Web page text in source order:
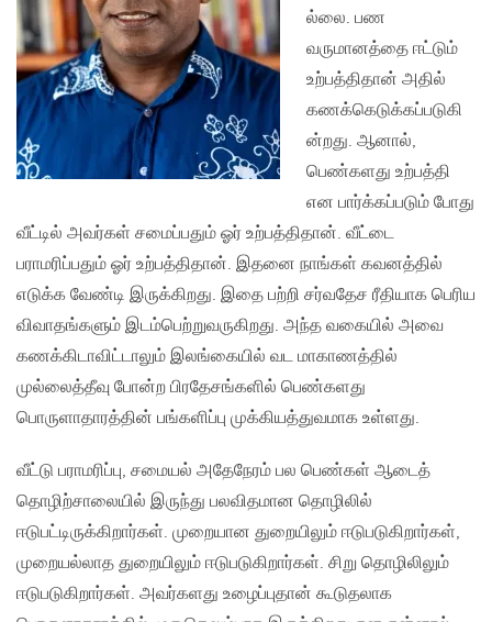
ல்லை. பண
வருமானத்தை ஈட்டும்
உற்பத்திதான் அதில்
கணக்கெடுக்கப்படுகி
ன்றது. ஆனால்,
பெண்களது உற்பத்தி
என பார்க்கப்படும் போது
வீட்டில் அவர்கள் சமைப்பதும் ஓர் உற்பத்திதான். வீட்டை
பராமரிப்பதும் ஓர் உற்பத்திதான். இதனை நாங்கள் கவனத்தில்
எடுக்க வேண்டி இருக்கிறது. இதை பற்றி சர்வதேச ரீதியாக பெரிய
விவாதங்களும் இடம்பெற்றுவருகிறது. அந்த வகையில் அவை
கணக்கிடாவிட்டாலும் இலங்கையில் வட மாகாணத்தில்
முல்லைத்தீவு போன்ற பிரதேசங்களில் பெண்களது
பொருளாதாரத்தின் பங்களிப்பு முக்கியத்துவமாக உள்ளது.
வீட்டு பராமரிப்பு, சமையல் அதேநேரம் பல பெண்கள் ஆடைத்
தொழிற்சாலையில் இருந்து பலவிதமான தொழிலில்
ஈடுபட்டிருக்கிறார்கள். முறையான துறையிலும் ஈடுபடுகிறார்கள்,
முறையல்லாத துறையிலும் ஈடுபடுகிறார்கள். சிறு தொழிலிலும்
ஈடுபடுகிறார்கள். அவர்களது உழைப்புதான் கூடுதலாக